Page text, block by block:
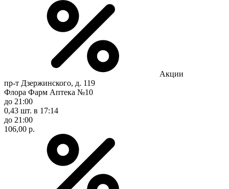
Акции
пр-т Дзержинского, д. 119
Флора Фарм Аптека №10
до 21:00
0,43 шт. в 17:14
до 21:00
106,00 р.